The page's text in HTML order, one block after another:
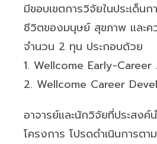
มีขอบเขตการวิจัยในประเด็น
ชีวิตของมนุษย์ สุขภาพ และค
จำนวน 2 ทุน ประกอบด้วย
1. Wellcome Early-Career
2. Wellcome Career
อาจารย์และนักวิจัยที่ประสงค์
โครงการ โปรดดำเนินการต